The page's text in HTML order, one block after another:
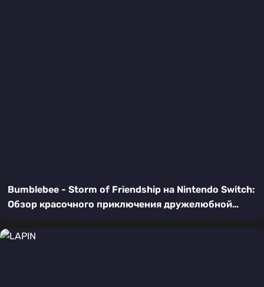
Bumblebee - Storm of Friendship на Nintendo Switch:
Обзор красочного приключения дружелюбной